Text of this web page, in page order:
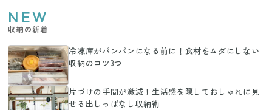
NEW
収納の新着
冷凍庫がパンパンになる前に！食材をムダにしない
収納のコツ3つ
片づけの手間が激減！生活感を隠しておしゃれに見
せる出しっぱなし収納術